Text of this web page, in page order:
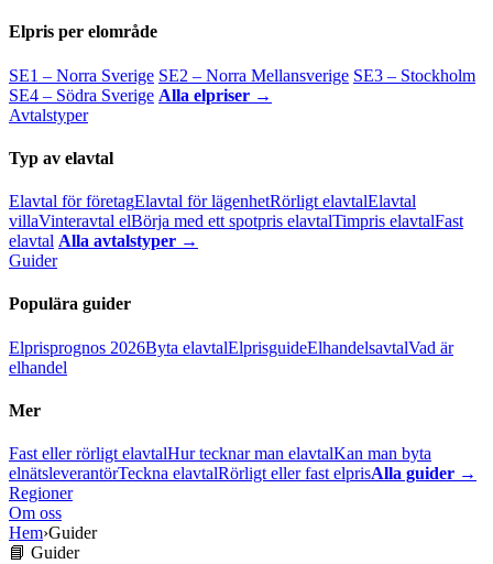
Elpris per elområde
SE1 – Norra Sverige SE2 – Norra Mellansverige SE3 – Stockholm
SE4 – Södra Sverige Alla elpriser →
Avtalstyper
Typ av elavtal
Elavtal för företagElavtal för lägenhetRörligt elavtalElavtal
villaVinteravtal elBörja med ett spotpris elavtalTimpris elavtalFast
elavtal Alla avtalstyper →
Guider
Populära guider
Elprisprognos 2026Byta elavtalElprisguideElhandelsavtalVad är
elhandel
Mer
Fast eller rörligt elavtalHur tecknar man elavtalKan man byta
elnätsleverantörTeckna elavtalRörligt eller fast elprisAlla guider →
Regioner
Om oss
Hem›Guider
📘 Guider